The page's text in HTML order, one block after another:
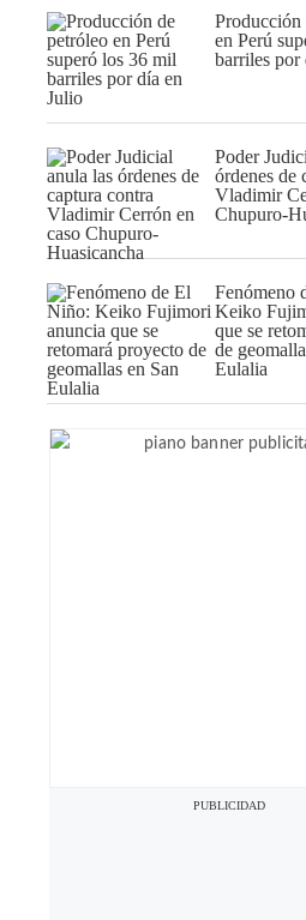
Producción
en Perú
barriles por
Poder
órdenes de
Vladimir
Chupuro-
Fenómeno
Keiko
que se
de
Eulalia